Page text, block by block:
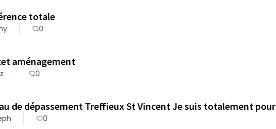
totale
0
aménagement
0
Créneau de dépassement Treffieux St Vincent Je suis totalement pour
0